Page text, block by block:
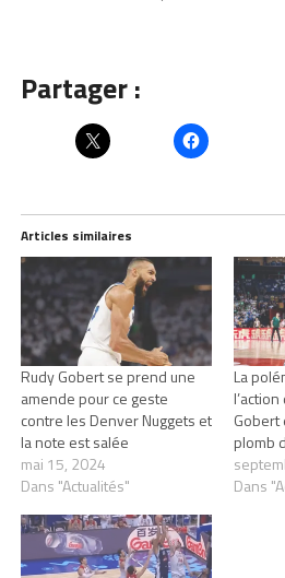
Partager :
Articles similaires
Rudy Gobert se prend une
amende pour ce geste
contre les Denver Nuggets et
la note est salée
mai 15, 2024
Dans "Actualités"
La
Gobert
plomb
Dans